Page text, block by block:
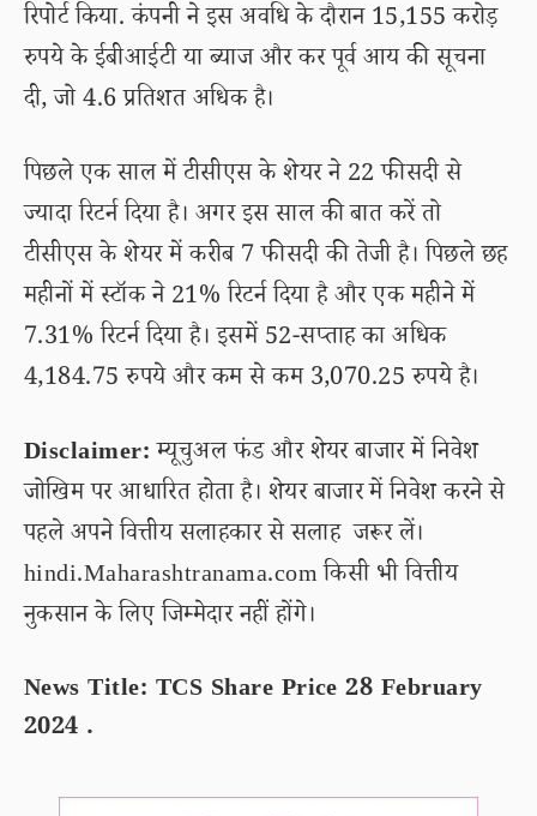
रिपोर्ट किया. कंपनी ने इस अवधि के दौरान 15,155 करोड़
रुपये के ईबीआईटी या ब्याज और कर पूर्व आय की सूचना
दी, जो 4.6 प्रतिशत अधिक है।
पिछले एक साल में टीसीएस के शेयर ने 22 फीसदी से
ज्यादा रिटर्न दिया है। अगर इस साल की बात करें तो
टीसीएस के शेयर में करीब 7 फीसदी की तेजी है। पिछले छह
महीनों में स्टॉक ने 21% रिटर्न दिया है और एक महीने में
7.31% रिटर्न दिया है। इसमें 52-सप्ताह का अधिक
4,184.75 रुपये और कम से कम 3,070.25 रुपये है।
Disclaimer:म्यूचुअल फंड और शेयर बाजार में निवेश
जोखिम पर आधारित होता है। शेयर बाजार में निवेश करने से
पहले अपने वित्तीय सलाहकार से सलाह जरूर लें।
hindi.Maharashtranama.com किसी भी वित्तीय
नुकसान के लिए जिम्मेदार नहीं होंगे।
News Title: TCS Share Price 28 February
2024 .